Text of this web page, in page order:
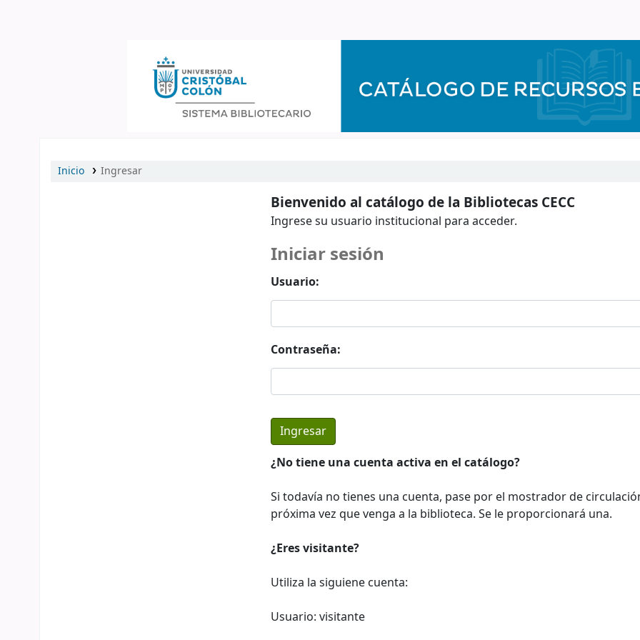
Inicio Ingresar
Bienvenido al catálogo de la Bibliotecas CECC
Ingrese su usuario institucional para acceder.
Iniciar sesión
Usuario:
Contraseña:
¿No tiene una cuenta activa en el catálogo?
Si todavía no tienes una cuenta, pase por el mostrador de
próxima vez que venga a la biblioteca. Se le proporcionará una.
¿Eres visitante?
Utiliza la siguiene cuenta:
Usuario: visitante